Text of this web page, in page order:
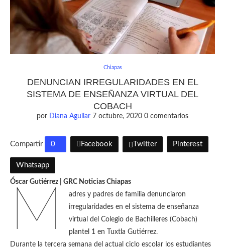
Chiapas
DENUNCIAN IRREGULARIDADES EN EL
SISTEMA DE ENSEÑANZA VIRTUAL DEL
COBACH
por Diana Aguilar 7 octubre, 2020 0 comentarios
Compartir 0 Facebook Twitter Pinterest
Whatsapp
Óscar Gutiérrez | GRC Noticias Chiapas
M
adres y padres de familia denunciaron
irregularidades en el sistema de enseñanza
virtual del Colegio de Bachilleres (Cobach)
plantel 1 en Tuxtla Gutiérrez.
Durante la tercera semana del actual ciclo escolar los estudiantes